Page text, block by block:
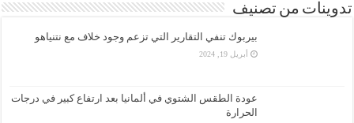
تدوينات من تصنيف
بيربوك تنفي التقارير التي تزعم وجود خلاف مع نتنياهو
أبريل 19, 2024
عودة الطقس الشتوي في ألمانيا بعد ارتفاع كبير في درجات
الحرارة